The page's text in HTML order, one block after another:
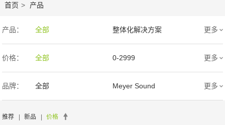
首页 > 产品
产品： 全部 整体化解决方案
音响产品 投影产品
专业扩声音箱 幕布产品
声学产品
更多
价格： 全部 0-2999
3000-9999 1万-5万
5万-15万
更多
品牌： 全部 Meyer Sound
Wisdom
更多
推荐 | 新品 | 价格